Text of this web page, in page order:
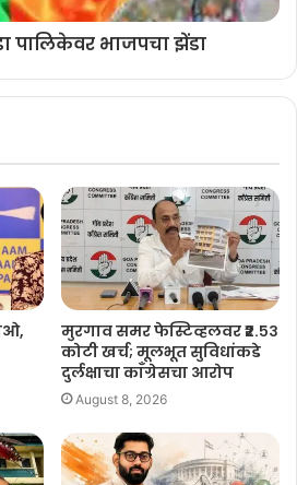
पालिकेवर भाजपचा झेंडा
मुरगाव समर फेस्टिव्हलवर ₹२.५३
कोटी खर्च; मूलभूत सुविधांकडे
दुर्लक्षाचा काँग्रेसचा आरोप
August 8, 2026